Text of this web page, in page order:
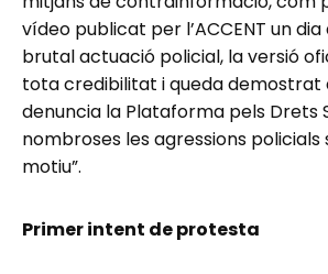
vídeo publicat per l’ACCENT un
brutal actuació policial, la versió
tota credibilitat i queda demostrat
denuncia la Plataforma pels Drets
nombroses les agressions policials
motiu”.
Primer intent de protesta